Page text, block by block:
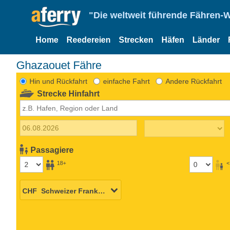
"Die weltweit führende Fähren-
Home Reedereien Strecken Häfen Länder
Ghazaouet Fähre
Hin und Rückfahrt einfache Fahrt Andere Rückfahrt
Strecke Hinfahrt
Passagiere
18+